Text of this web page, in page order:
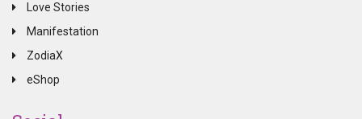
Love Stories
Manifestation
ZodiaX
eShop